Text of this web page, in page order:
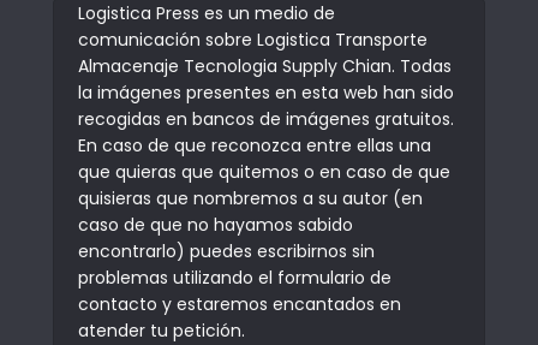
Logistica Press es un medio de
comunicación sobre Logistica Transporte
Almacenaje Tecnologia Supply Chian. Todas
la imágenes presentes en esta web han sido
recogidas en bancos de imágenes gratuitos.
En caso de que reconozca entre ellas una
que quieras que quitemos o en caso de que
quisieras que nombremos a su autor (en
caso de que no hayamos sabido
encontrarlo) puedes escribirnos sin
problemas utilizando el formulario de
contacto y estaremos encantados en
atender tu petición.